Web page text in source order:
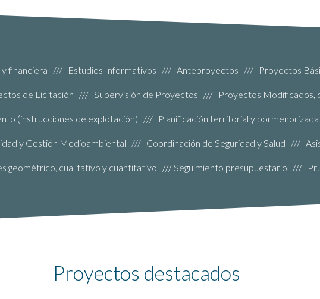
y financiera /// Estudios Informativos /// Anteproyectos /// Proyectos
de Licitación /// Supervisión de Proyectos /// Proyectos Modificados,
(instrucciones de explotación) /// Planificación territorial y
y Gestión Medioambiental /// Coordinación de Seguridad y Salud ///
geométrico, cualitativo y cuantitativo /// Seguimiento presupuestario ///
Proyectos destacados